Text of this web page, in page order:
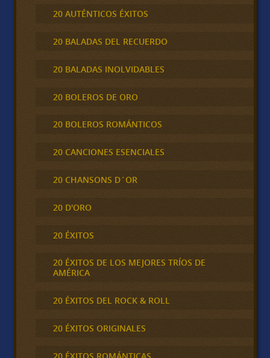
20 AUTÉNTICOS ÉXITOS
20 BALADAS DEL RECUERDO
20 BALADAS INOLVIDABLES
20 BOLEROS DE ORO
20 BOLEROS ROMÁNTICOS
20 CANCIONES ESENCIALES
20 CHANSONS D´OR
20 D'ORO
20 ÉXITOS
20 ÉXITOS DE LOS MEJORES TRÍOS DE
AMÉRICA
20 ÉXITOS DEL ROCK & ROLL
20 ÉXITOS ORIGINALES
20 ÉXITOS ROMÁNTICAS